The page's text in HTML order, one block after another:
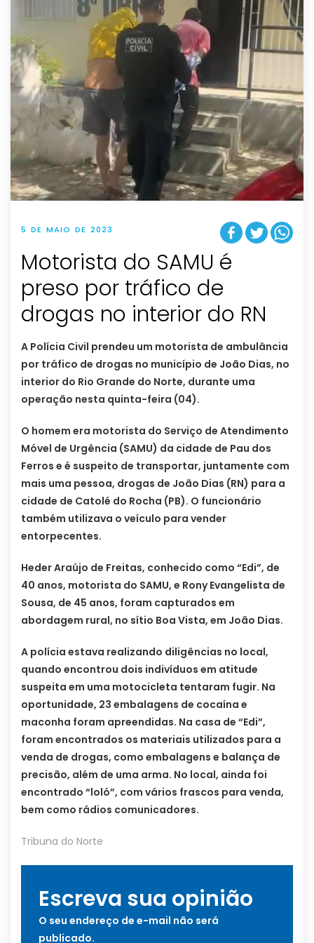
5 DE MAIO DE 2023
Motorista do SAMU é
preso por tráfico de
drogas no interior do RN
A Polícia Civil prendeu um motorista de ambulância
por tráfico de drogas no município de João Dias, no
interior do Rio Grande do Norte, durante uma
operação nesta quinta-feira (04).
O homem era motorista do Serviço de Atendimento
Móvel de Urgência (SAMU) da cidade de Pau dos
Ferros e é suspeito de transportar, juntamente com
mais uma pessoa, drogas de João Dias (RN) para a
cidade de Catolé do Rocha (PB). O funcionário
também utilizava o veículo para vender
entorpecentes.
Heder Araújo de Freitas, conhecido como “Edi”, de
40 anos, motorista do SAMU, e Rony Evangelista de
Sousa, de 45 anos, foram capturados em
abordagem rural, no sítio Boa Vista, em João Dias.
A polícia estava realizando diligências no local,
quando encontrou dois indivíduos em atitude
suspeita em uma motocicleta tentaram fugir. Na
oportunidade, 23 embalagens de cocaína e
maconha foram apreendidas. Na casa de “Edi”,
foram encontrados os materiais utilizados para a
venda de drogas, como embalagens e balança de
precisão, além de uma arma. No local, ainda foi
encontrado “loló”, com vários frascos para venda,
bem como rádios comunicadores.
Tribuna do Norte
Escreva sua opinião
O seu endereço de e-mail não será
publicado.